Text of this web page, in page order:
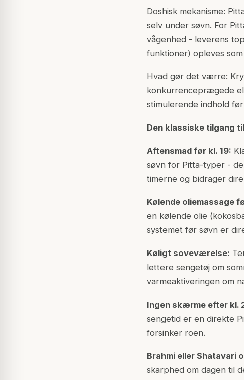
Doshisk mekanisme:
selv under søvn. For
vågenhed - leverens
funktioner) opleves
Hvad gør det værre:
konkurrenceprægede
stimulerende indhold
Den klassiske tilgang
Aftensmad før kl. 19:
søvn for Pitta-typer -
timerne og bidrager
Kølende oliemassage
en kølende olie
systemet før søvn er
Køligt soveværelse:
lettere sengetøj om
varmeaktiveringen om
Ingen skærme efter kl.
sengetid er en direkte
forsinker roen.
Brahmi eller Shatavari
skarphed om dagen til